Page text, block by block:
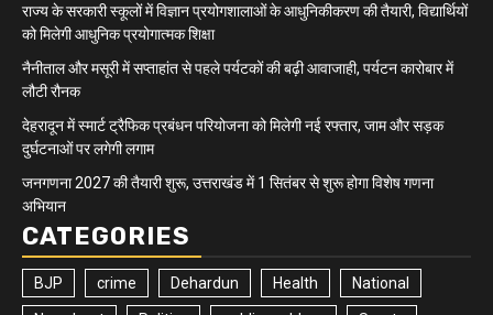
राज्य के सरकारी स्कूलों में विज्ञान प्रयोगशालाओं के आधुनिकीकरण की तैयारी, विद्यार्थियों
को मिलेगी आधुनिक प्रयोगात्मक शिक्षा
नैनीताल और मसूरी में सप्ताहांत से पहले पर्यटकों की बढ़ी आवाजाही, पर्यटन कारोबार में
लौटी रौनक
देहरादून में स्मार्ट ट्रैफिक प्रबंधन परियोजना को मिलेगी नई रफ्तार, जाम और सड़क
दुर्घटनाओं पर लगेगी लगाम
जनगणना 2027 की तैयारी शुरू, उत्तराखंड में 1 सितंबर से शुरू होगा विशेष गणना
अभियान
CATEGORIES
BJP crime Dehardun Health National